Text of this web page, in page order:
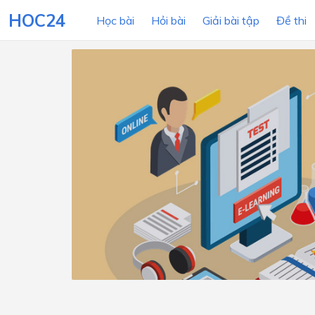
HOC24 Học bài Hỏi bài Giải bài tập Đề thi
LỚP HỌC
Lớp 12
Lớp 8
Lớp 7